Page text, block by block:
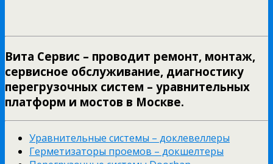
Вита Сервис – проводит ремонт, монтаж,
сервисное обслуживание, диагностику
перегрузочных систем – уравнительных
платформ и мостов в Москве.
Уравнительные системы – доклевеллеры
Герметизаторы проемов – докшелтеры